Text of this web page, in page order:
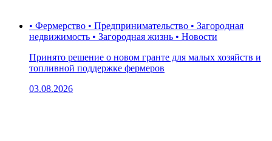
• Фермерство • Предпринимательство • Загородная
недвижимость • Загородная жизнь • Новости
Принято решение о новом гранте для малых хозяйств и
топливной поддержке фермеров
03.08.2026